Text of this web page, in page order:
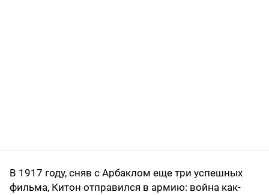
В 1917 году, сняв с Арбаклом еще три успешных
фильма, Китон отправился в армию: война как-